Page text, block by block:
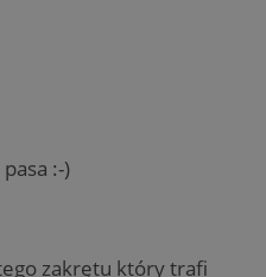
:-)
zakrętu który trafi